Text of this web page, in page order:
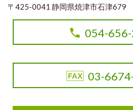
〒425-0041 静岡県焼津市石津679
054-
03-